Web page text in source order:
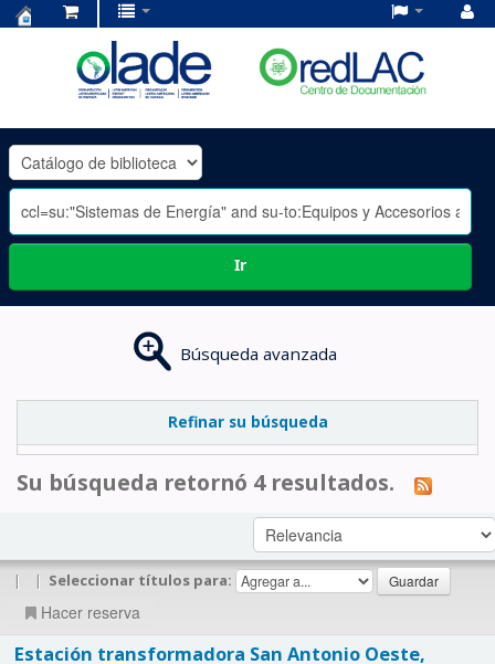
OLADE
-
Ir
Búsqueda avanzada
Refinar su búsqueda
Su búsqueda retornó 4 resultados.
| | Seleccionar títulos para:
Hacer reserva
Estación transformadora San Antonio Oeste,